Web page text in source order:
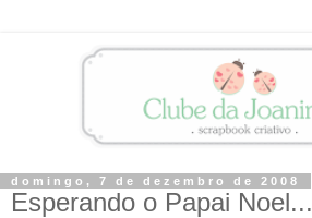
domingo, 7 de dezembro de 2008
Esperando o Papai Noel...